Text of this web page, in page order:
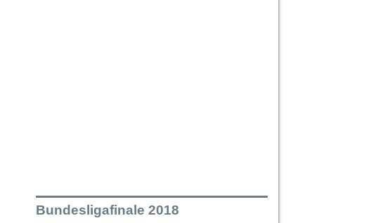
Bundesligafinale 2018